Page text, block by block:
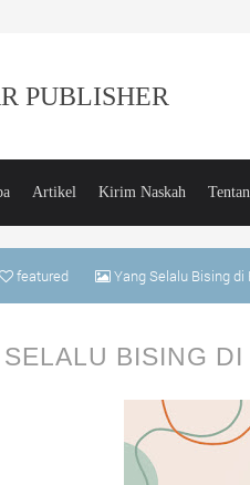
PUBLISHER
Artikel Kirim Naskah
featured Yang Selalu Bising
SELALU BISING